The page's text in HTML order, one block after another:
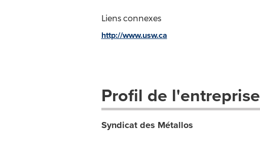
Liens connexes
http://www.usw.ca
Profil de l'entreprise
Syndicat des Métallos